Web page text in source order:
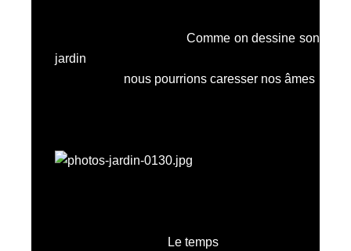
Comme on dessine son
jardin
nous pourrions caresser nos âmes
Le temps